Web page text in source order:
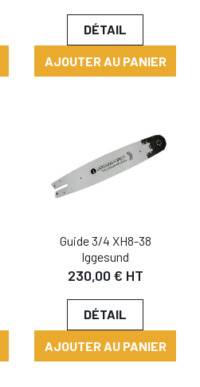
DÉTAIL
AJOUTER AU PANIER
Guide 3/4 XH8-38
Iggesund
230,00 € HT
DÉTAIL
AJOUTER AU PANIER